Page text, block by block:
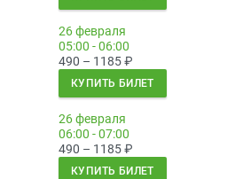
26 февраля
05:00 - 06:00
490 – 1185₽
КУПИТЬ БИЛЕТ
26 февраля
06:00 - 07:00
490 – 1185₽
КУПИТЬ БИЛЕТ